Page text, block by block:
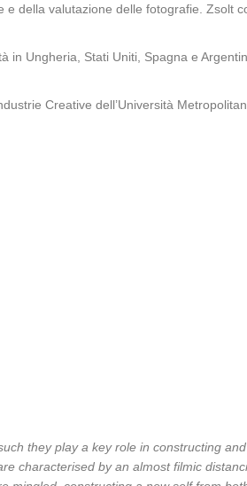
della valutazione delle fotografie. Zsolt
Ungheria, Stati Uniti, Spagna e
Creative dell’Università
they play a key role in constructing
characterised by an almost filmic